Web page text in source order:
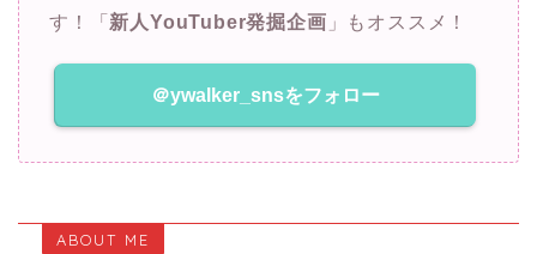
す！「 新人YouTuber発掘企画 」もオススメ！
＠ywalker_snsをフォロー
ABOUT ME